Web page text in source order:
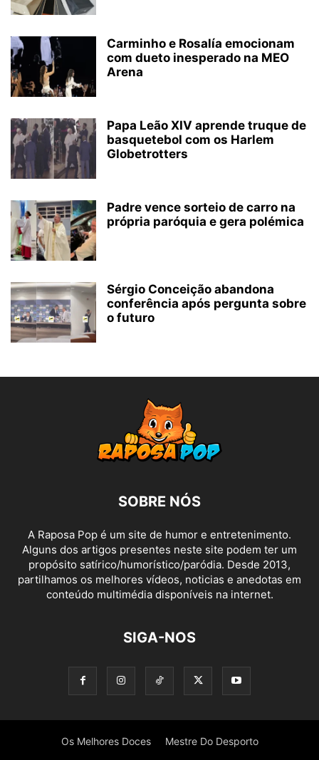
Carminho e Rosalía emocionam
com dueto inesperado na MEO
Arena
Papa Leão XIV aprende truque de
basquetebol com os Harlem
Globetrotters
Padre vence sorteio de carro na
própria paróquia e gera polémica
Sérgio Conceição abandona
conferência após pergunta sobre
o futuro
SOBRE NÓS
A Raposa Pop é um site de humor e entretenimento.
Alguns dos artigos presentes neste site podem ter um
propósito satírico/humorístico/paródia. Desde 2013,
partilhamos os melhores vídeos, noticias e anedotas em
conteúdo multimédia disponíveis na internet.
SIGA-NOS
Os Melhores Doces Mestre Do Desporto